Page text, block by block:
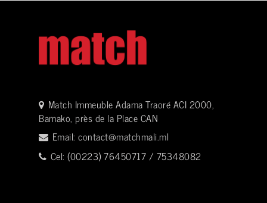
Match Immeuble Adama Traoré ACI 2000,
Bamako, près de la Place CAN
Email: contact@matchmali.ml
Cel: (00223) 76450717 / 75348082